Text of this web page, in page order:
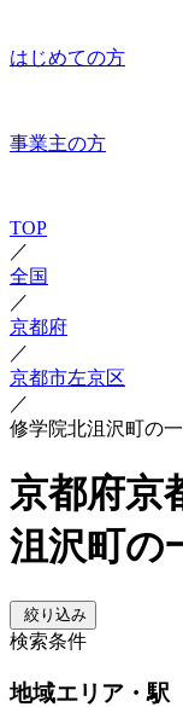
はじめての方
事業主の方
TOP
／
全国
／
京都府
／
京都市左京区
／
修学院北沮沢町の
京都府京
沮沢町の
絞り込み
検索条件
地域エリア・駅